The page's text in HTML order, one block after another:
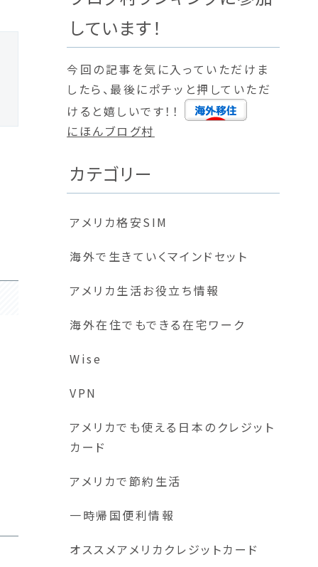
しています！
今回の記事を気に入っていただけま
したら、最後にポチッと押していただ
けると嬉しいです！！
にほんブログ村
カテゴリー
アメリカ格安SIM
海外で生きていくマインドセット
アメリカ生活お役立ち情報
海外在住でもできる在宅ワーク
Wise
VPN
アメリカでも使える日本のクレジット
カード
アメリカで節約生活
一時帰国便利情報
オススメアメリカクレジットカード